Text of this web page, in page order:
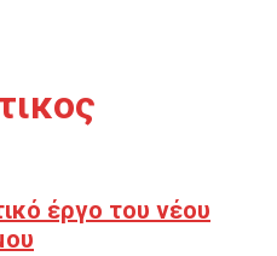
έργο του νέου